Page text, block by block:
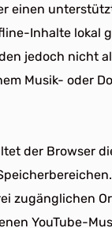
einen
Inhalte lokal
jedoch nicht
Musik- oder
der Browser
zugänglichen
YouTube-